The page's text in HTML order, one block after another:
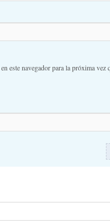
este navegador para la próxima vez